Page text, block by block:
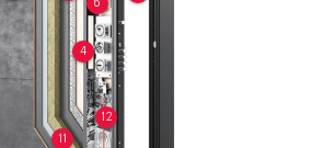
4
6
11
12